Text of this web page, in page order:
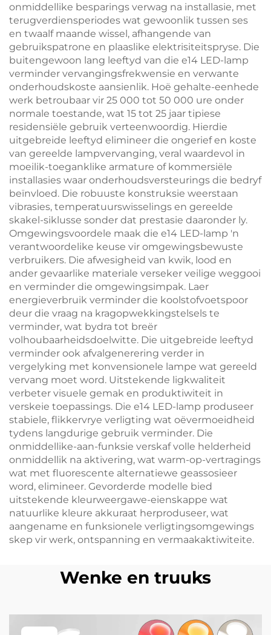
onmiddellike besparings verwag na installasie, met
terugverdiensperiodes wat gewoonlik tussen ses
en twaalf maande wissel, afhangende van
gebruikspatrone en plaaslike elektrisiteitspryse. Die
buitengewoon lang leeftyd van die e14 LED-lamp
verminder vervangingsfrekwensie en verwante
onderhoudskoste aansienlik. Hoë gehalte-eenhede
werk betroubaar vir 25 000 tot 50 000 ure onder
normale toestande, wat 15 tot 25 jaar tipiese
residensiële gebruik verteenwoordig. Hierdie
uitgebreide leeftyd elimineer die ongerief en koste
van gereelde lampvervanging, veral waardevol in
moeilik-toeganklike armature of kommersiële
installasies waar onderhoudsversteurings die bedryf
beïnvloed. Die robuuste konstruksie weerstaan
vibrasies, temperatuurswisselings en gereelde
skakel-siklusse sonder dat prestasie daaronder ly.
Omgewingsvoordele maak die e14 LED-lamp 'n
verantwoordelike keuse vir omgewingsbewuste
verbruikers. Die afwesigheid van kwik, lood en
ander gevaarlike materiale verseker veilige weggooi
en verminder die omgewingsimpak. Laer
energieverbruik verminder die koolstofvoetspoor
deur die vraag na kragopwekkingstelsels te
verminder, wat bydra tot breër
volhoubaarheidsdoelwitte. Die uitgebreide leeftyd
verminder ook afvalgenerering verder in
vergelyking met konvensionele lampe wat gereeld
vervang moet word. Uitstekende ligkwaliteit
verbeter visuele gemak en produktiwiteit in
verskeie toepassings. Die e14 LED-lamp produseer
stabiele, flikkervrye verligting wat oëvermoeidheid
tydens langdurige gebruik verminder. Die
onmiddellike-aan-funksie verskaf volle helderheid
onmiddellik na aktivering, wat warm-op-vertragings
wat met fluorescente alternatiewe geassosieer
word, elimineer. Gevorderde modelle bied
uitstekende kleurweergawe-eienskappe wat
natuurlike kleure akkuraat herproduseer, wat
aangename en funksionele verligtingsomgewings
skep vir werk, ontspanning en vermaakaktiwiteite.
Wenke en truuks